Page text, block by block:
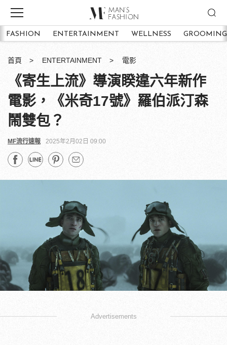
FASHION ENTERTAINMENT WELLNESS GROOMING
首頁 ENTERTAINMENT 電影
《寄生上流》導演睽違六年新作
電影，《米奇17號》羅伯派汀森
鬧雙包？
MF流行速報 2025年2月02日 09:00
Advertisements